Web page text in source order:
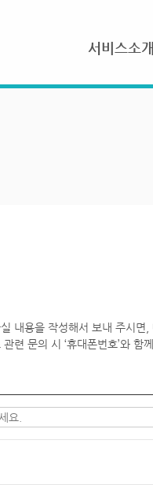
서비스소개
내용을 작성해서 보내 주시면
관련 문의 시 ‘휴대폰번호’와 함